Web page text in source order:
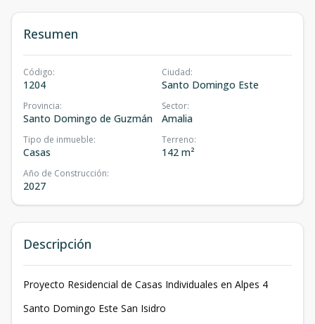
Resumen
Código:
1204
Ciudad:
Santo Domingo Este
Provincia:
Santo Domingo de Guzmán
Sector:
Amalia
Tipo de inmueble:
Casas
Terreno:
142 m²
Año de Construcción:
2027
Descripción
Proyecto Residencial de Casas Individuales en Alpes 4
Santo Domingo Este San Isidro